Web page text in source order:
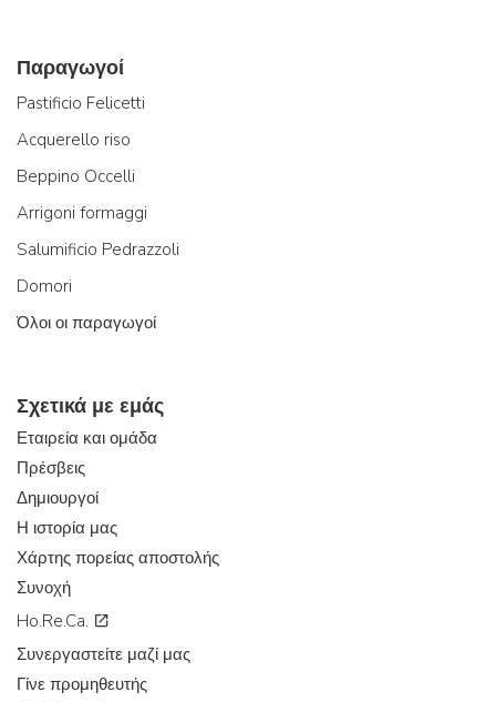
Παραγωγοί
Pastificio Felicetti
Acquerello riso
Beppino Occelli
Arrigoni formaggi
Salumificio Pedrazzoli
Domori
Όλοι οι παραγωγοί
Σχετικά με εμάς
Εταιρεία και ομάδα
Πρέσβεις
Δημιουργοί
Η ιστορία μας
Χάρτης πορείας αποστολής
Συνοχή
Ho.Re.Ca.
Συνεργαστείτε μαζί μας
Γίνε προμηθευτής